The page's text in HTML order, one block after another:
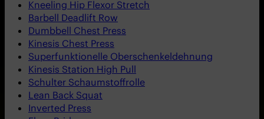
Kneeling Hip Flexor Stretch
Barbell Deadlift Row
Dumbbell Chest Press
Kinesis Chest Press
Superfunktionelle Oberschenkeldehnung
Kinesis Station High Pull
Schulter Schaumstoffrolle
Lean Back Squat
Inverted Press